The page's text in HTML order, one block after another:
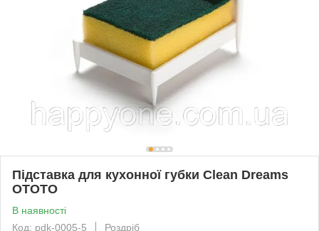
Підставка для кухонної губки Clean Dreams
OTOTO
В наявності
Код: pdk-0005-5
Роздріб